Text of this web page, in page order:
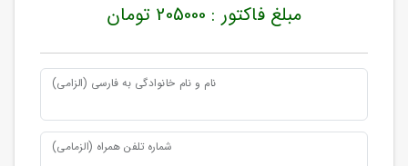
مبلغ فاکتور : 205000 تومان
نام و نام خانوادگی به فارسی (الزامی)
شماره تلفن همراه (الزمامی)